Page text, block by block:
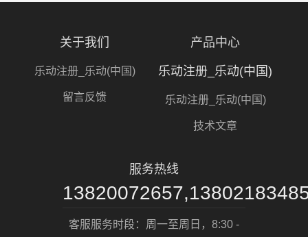
关于我们
乐动注册_乐动(中国)
留言反馈
产品中心
乐动注册_乐动(中国)
乐动注册_乐动(中国)
技术文章
服务热线
客服服务时段：周一至周日，8:30 -